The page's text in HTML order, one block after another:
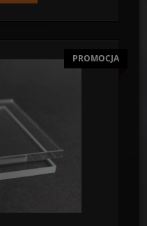
PROMOCJA